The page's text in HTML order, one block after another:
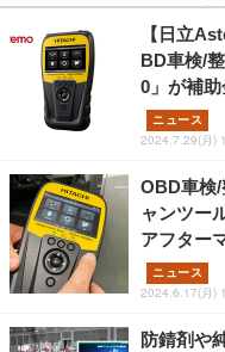
【日立
BD車検/
0」が補
ニュース
2024.7.29(月)
OBD車検/
ャンツー
アフター
ニュース
2024.6.17(月)
防錆剤や